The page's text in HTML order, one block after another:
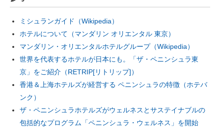
ミシュランガイド（Wikipedia）
ホテルについて（マンダリン オリエンタル 東京）
マンダリン・オリエンタルホテルグループ（Wikipedia）
世界を代表するホテルが日本にも。「ザ・ペニンシュラ東
京」をご紹介（RETRIP[リトリップ]）
香港＆上海ホテルズが経営する ペニンシュラの特徴（ホテバ
ンク）
ザ・ ペニンシュラホテルズがウェルネスとサステイナブルの
包括的なプログラム「ペニンシュラ・ウェルネス」を開始